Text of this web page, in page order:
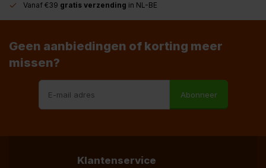
Vanaf €39 gratis verzending in NL-BE
Geen aanbiedingen of korting meer
missen?
Abonneer
Klantenservice